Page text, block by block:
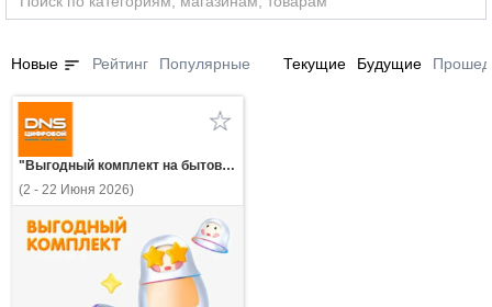
Новые sort Рейтинг Популярные Текущие Будущие
"Выгодный комплект на бытовую технику Gorenje и Hisense!"
(2 - 22 Июня 2026)